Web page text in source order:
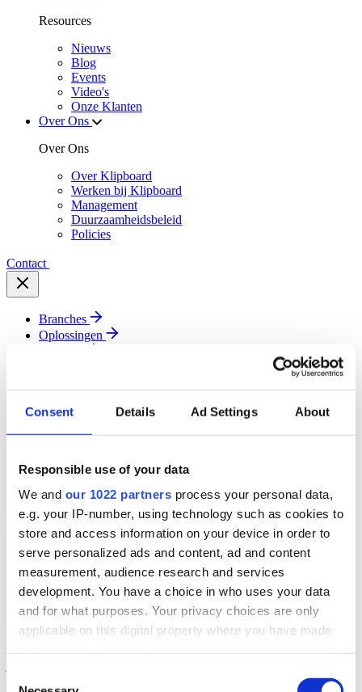
Consent Details Ad Settings About
Responsible use of your data
We and our 1022 partners process your personal data,
e.g. your IP-number, using technology such as cookies to
store and access information on your device in order to
serve personalized ads and content, ad and content
measurement, audience research and services
development. You have a choice in who uses your data
and for what purposes. Your privacy choices are only
applicable on this digital property where you have made
the Privacy trigger icon.
Consent
Resources
Nieuws
Blog
Events
Video's
Onze Klanten
Over Ons
Over Ons
Over Klipboard
Werken bij Klipboard
Management
Duurzaamheidsbeleid
Policies
Contact
Branches
Oplossingen
Region
Klantenportaal
Contact
Back to Menu Branches
Groothandel
Automotive
Verhuur
Field Service
Back to Branches
Groothandel Overzicht
Vergroot je ordercapaciteit en verhoog de klanttevredenheid terwijl